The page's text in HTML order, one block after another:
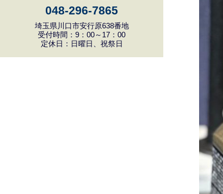
048-296-7865
埼玉県川口市安行原638番地
受付時間：9：00～17：00
定休日：日曜日、祝祭日